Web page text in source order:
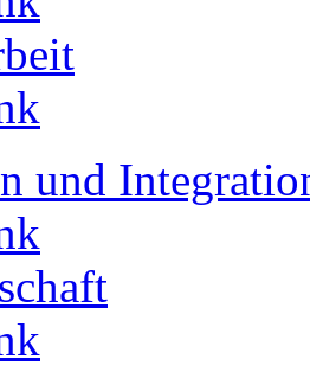
und